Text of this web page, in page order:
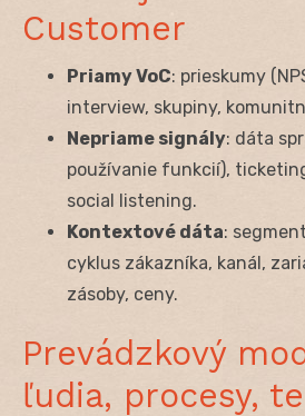
Customer
Priamy VoC: prieskumy
interview, skupiny,
Nepriame signály: dáta
používanie funkcií),
social listening.
Kontextové dáta:
cyklus zákazníka, kanál,
zásoby, ceny.
Prevádzkový
ľudia, procesy,